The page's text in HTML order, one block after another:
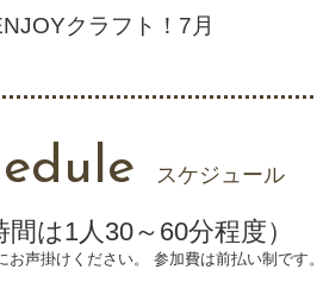
クラフト！7月
スケジュール
は1人30～60分程度）
声掛けください。 参加費は前払い制です。